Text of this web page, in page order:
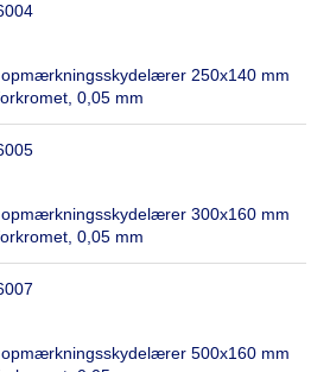
opmærkningsskydelærer 250x140 mm
0,05 mm
opmærkningsskydelærer 300x160 mm
0,05 mm
opmærkningsskydelærer 500x160 mm